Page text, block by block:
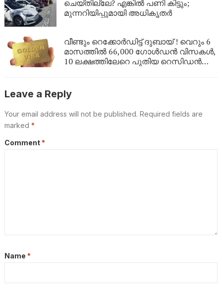
ചെയ്തില്ലേ? എങ്കിൽ പണി കിട്ടും;
മുന്നറിയിപ്പുമായി അധികൃതർ
വീണ്ടും റെക്കോർഡിട്ട് ദുബായ് ! വെറും 6
മാസത്തിൽ 66,000 ഗോൾഡൻ വിസകൾ,
10 ലക്ഷത്തിലേറെ പുതിയ റെസിഡൻസി
Leave a Reply
Your email address will not be published. Required fields are
marked *
Comment *
Name *